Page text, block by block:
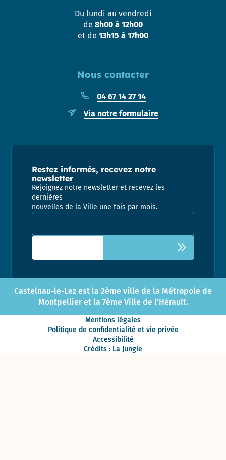
Nous contacter
04 67 14 27 14
Via notre formulaire
Du lundi au vendredi
de 8h00 à 12h00
et de 13h15 à 17h00
Restez informés, recevez notre
newsletter
Rejoignez notre newsletter et recevez les
dernières
nouvelles de la Ville une fois par mois.
Adresse email pour la newsletter
Castelnau-le-Lez est la 2ème ville de la Métropole de
Montpellier et la 7ème Ville de l’Hérault.
Mentions légales
Politique de confidentialité et vie privée
Accessibilité
Crédits : La Jungle